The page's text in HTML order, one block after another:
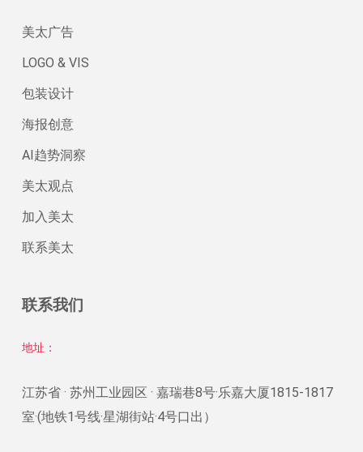
美太广告
LOGO & VIS
包装设计
海报创意
AI趋势洞察
美太观点
加入美太
联系美太
联系我们
地址：
江苏省 · 苏州工业园区 · 嘉瑞巷8号·乐嘉大厦1815-1817
室·(地铁1号线·星湖街站·4号口出）